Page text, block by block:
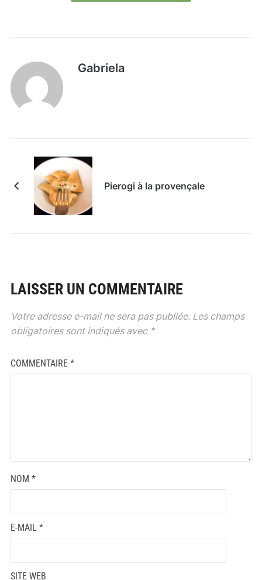
Gabriela
Pierogi à la provençale
LAISSER UN COMMENTAIRE
Votre adresse e-mail ne sera pas publiée. Les champs
obligatoires sont indiqués avec *
COMMENTAIRE *
NOM *
E-MAIL *
SITE WEB